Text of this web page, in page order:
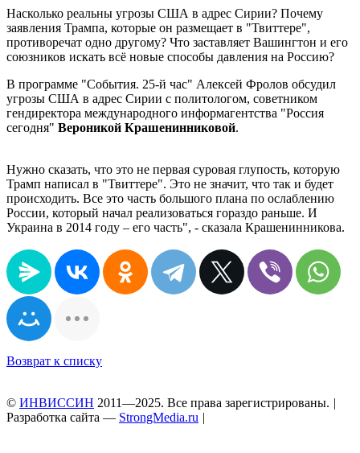
Насколько реальны угрозы США в адрес Сирии? Почему
заявления Трампа, которые он размещает в "Твиттере",
противоречат одно другому? Что заставляет Вашингтон и его
союзников искать всё новые способы давления на Россию?
В программе "События. 25-й час" Алексей Фролов обсудил
угрозы США в адрес Сирии с политологом, советником
гендиректора международного информагентства "Россия
сегодня" Вероникой Крашенинниковой.
Нужно сказать, что это не первая суровая глупость, которую
Трамп написал в "Твиттере". Это не значит, что так и будет
происходить. Все это часть большого плана по ослаблению
России, который начал реализоваться гораздо раньше. И
Украина в 2014 году – его часть", - сказала Крашенинникова.
Возврат к списку
© ИНВИССИН 2011—2025. Все права зарегистрированы. |
Разработка сайта — StrongMedia.ru |